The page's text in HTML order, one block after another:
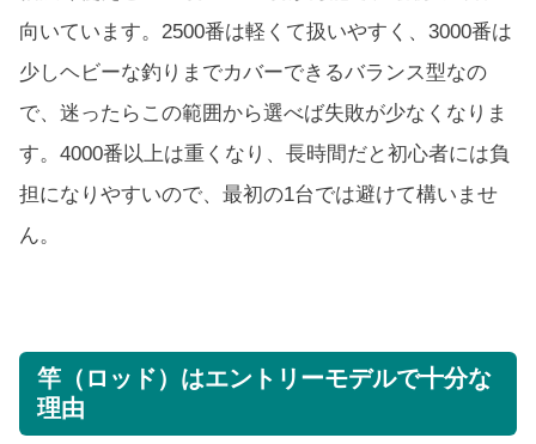
向いています。2500番は軽くて扱いやすく、3000番は
少しヘビーな釣りまでカバーできるバランス型なの
で、迷ったらこの範囲から選べば失敗が少なくなりま
す。4000番以上は重くなり、長時間だと初心者には負
担になりやすいので、最初の1台では避けて構いませ
ん。
竿（ロッド）はエントリーモデルで十分な
理由